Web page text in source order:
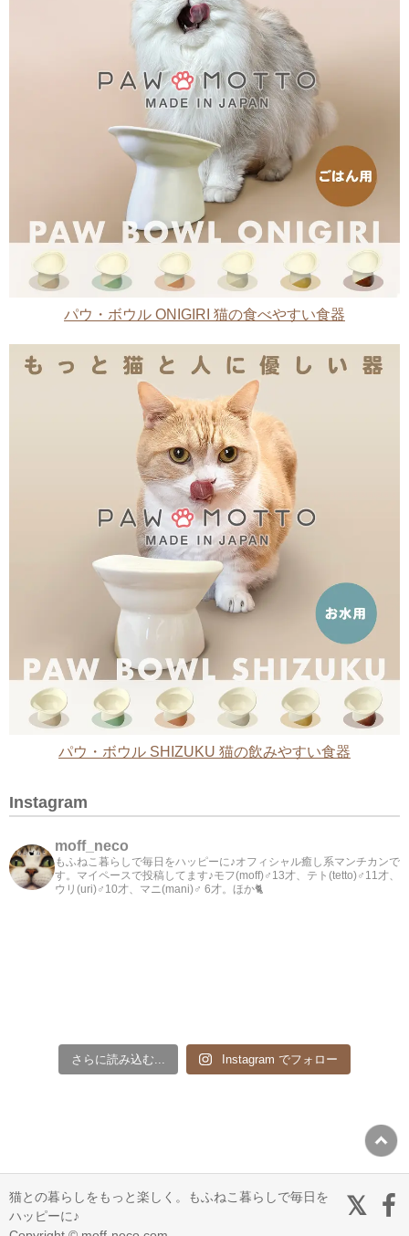
パウ・ボウル ONIGIRI 猫の食べやすい食器
パウ・ボウル SHIZUKU 猫の飲みやすい食器
Instagram
moff_neco
もふねこ暮らしで毎日をハッピーに♪オフィシャル癒し系マンチカンで
す。マイペースで投稿してます♪モフ(moff)♂13才、テト(tetto)♂11才、
ウリ(uri)♂10才、マニ(mani)♂ 6才。ほか🐈
さらに読み込む... Instagram でフォロー
猫との暮らしをもっと楽しく。もふねこ暮らしで毎日を
ハッピーに♪